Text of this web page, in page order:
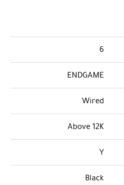
6
ENDGAME
Wired
Above 12K
Y
Black